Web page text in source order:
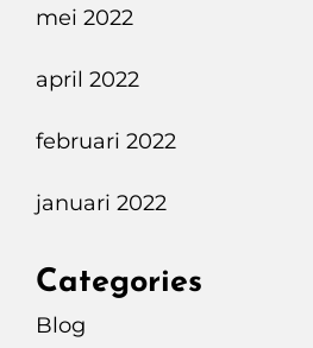
mei 2022
april 2022
februari 2022
januari 2022
Categories
Blog